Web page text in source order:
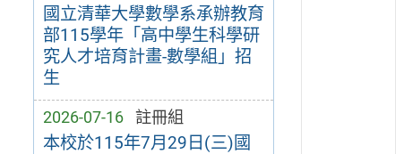
國立清華大學數學系承辦教育
部115學年「高中學生科學研
究人才培育計畫-數學組」招
生
2026-07-16 註冊組
本校於115年7月29日(三)國